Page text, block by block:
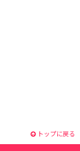
トップに戻る